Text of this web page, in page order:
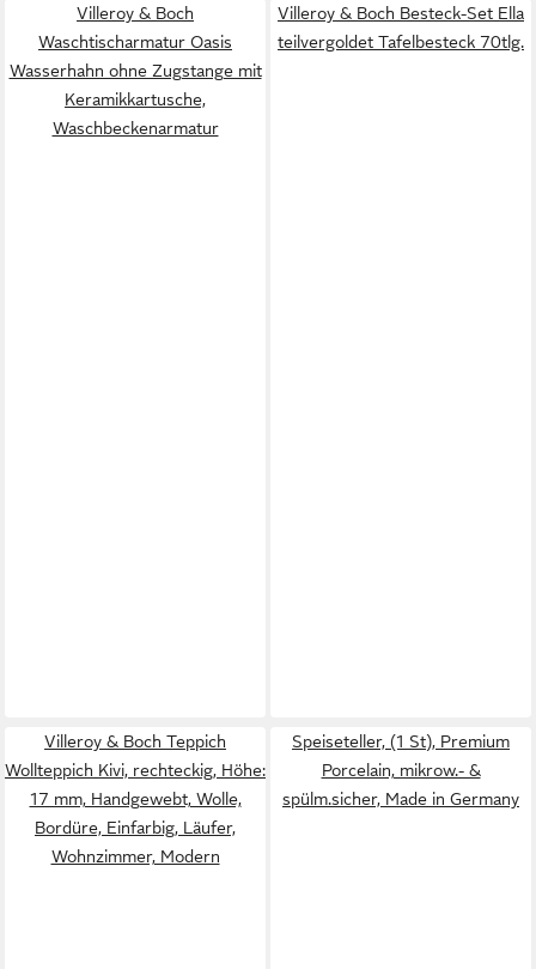
Villeroy & Boch
Waschtischarmatur Oasis
Wasserhahn ohne Zugstange mit
Keramikkartusche,
Waschbeckenarmatur
Villeroy & Boch Besteck-Set Ella
teilvergoldet Tafelbesteck 70tlg.
Villeroy & Boch Teppich
Wollteppich Kivi, rechteckig, Höhe:
17 mm, Handgewebt, Wolle,
Bordüre, Einfarbig, Läufer,
Wohnzimmer, Modern
Speiseteller, (1 St), Premium
Porcelain, mikrow.- &
spülm.sicher, Made in Germany